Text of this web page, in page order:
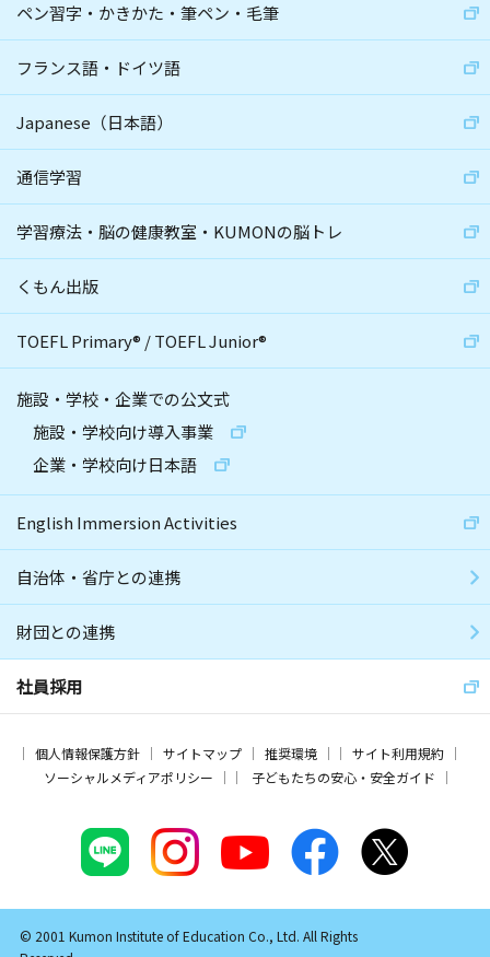
ペン習字・かきかた・筆ペン・毛筆
フランス語・ドイツ語
Japanese（日本語）
通信学習
学習療法・脳の健康教室・KUMONの脳トレ
くもん出版
TOEFL Primary® /TOEFL Junior®
施設・学校・企業での公文式
施設・学校向け導入事業
企業・学校向け日本語
English Immersion Activities
自治体・省庁との連携
財団との連携
社員採用
個人情報保護方針 サイトマップ 推奨環境
サイト利用規約
ソーシャルメディアポリシー
子どもたちの安心・安全ガイド
© 2001 Kumon Institute of Education Co., Ltd. All Rights